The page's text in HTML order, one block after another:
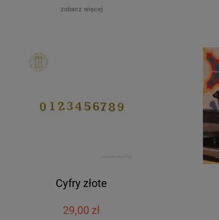
zobacz więcej
Cyfry złote
29,00 zł